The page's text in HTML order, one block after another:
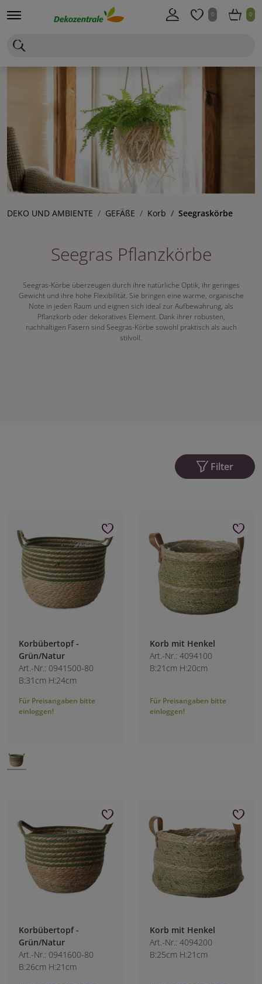
0 0
DEKO UND AMBIENTE GEFÄßE Korb Seegraskörbe
Seegras Pflanzkörbe
Seegras-Körbe überzeugen durch ihre natürliche Optik, ihr geringes
Gewicht und ihre hohe Flexibilität. Sie bringen eine warme, organische
Note in jeden Raum und eignen sich ideal zur Aufbewahrung, als
Pflanzkorb oder dekoratives Element. Dank ihrer robusten,
nachhaltigen Fasern sind Seegras-Körbe sowohl praktisch als auch
stilvoll.
Filter
Korbübertopf -
Grün/Natur
Art.-Nr.: 0941500-80
B:31cm H:24cm
Für Preisangaben bitte
einloggen!
Korb mit Henkel
Art.-Nr.: 4094100
B:21cm H:20cm
Für Preisangaben bitte
einloggen!
Korbübertopf -
Grün/Natur
Art.-Nr.: 0941600-80
B:26cm H:21cm
Korb mit Henkel
Art.-Nr.: 4094200
B:25cm H:21cm